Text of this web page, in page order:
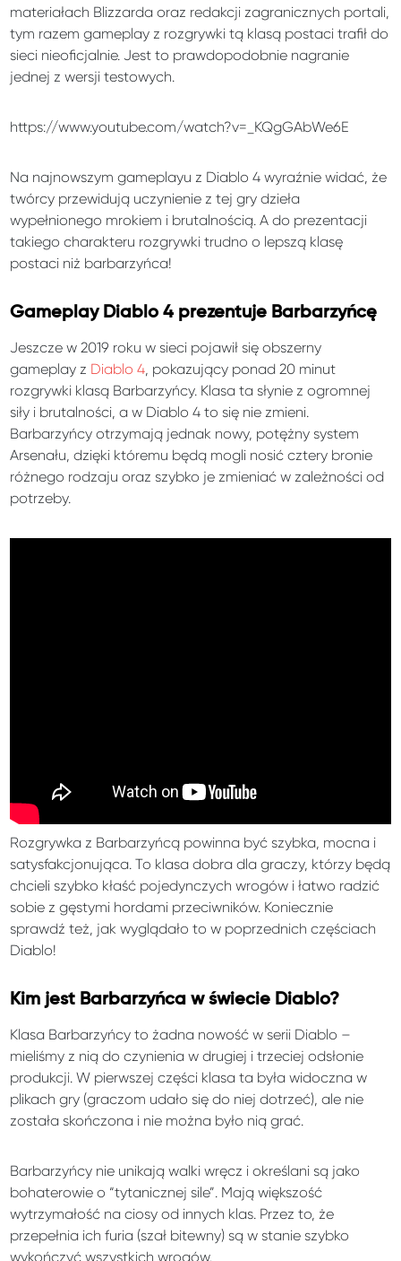
materiałach Blizzarda oraz redakcji zagranicznych portali,
tym razem gameplay z rozgrywki tą klasą postaci trafił do
sieci nieoficjalnie. Jest to prawdopodobnie nagranie
jednej z wersji testowych.
https://www.youtube.com/watch?v=_KQgGAbWe6E
Na najnowszym gameplayu z Diablo 4 wyraźnie widać, że
twórcy przewidują uczynienie z tej gry dzieła
wypełnionego mrokiem i brutalnością. A do prezentacji
takiego charakteru rozgrywki trudno o lepszą klasę
postaci niż barbarzyńca!
Gameplay Diablo 4 prezentuje Barbarzyńcę
Jeszcze w 2019 roku w sieci pojawił się obszerny
gameplay z Diablo 4 , pokazujący ponad 20 minut
rozgrywki klasą Barbarzyńcy. Klasa ta słynie z ogromnej
siły i brutalności, a w Diablo 4 to się nie zmieni.
Barbarzyńcy otrzymają jednak nowy, potężny system
Arsenału, dzięki któremu będą mogli nosić cztery bronie
różnego rodzaju oraz szybko je zmieniać w zależności od
potrzeby.
Rozgrywka z Barbarzyńcą powinna być szybka, mocna i
satysfakcjonująca. To klasa dobra dla graczy, którzy będą
chcieli szybko kłaść pojedynczych wrogów i łatwo radzić
sobie z gęstymi hordami przeciwników. Koniecznie
sprawdź też, jak wyglądało to w poprzednich częściach
Diablo!
Kim jest Barbarzyńca w świecie Diablo?
Klasa Barbarzyńcy to żadna nowość w serii Diablo –
mieliśmy z nią do czynienia w drugiej i trzeciej odsłonie
produkcji. W pierwszej części klasa ta była widoczna w
plikach gry (graczom udało się do niej dotrzeć), ale nie
została skończona i nie można było nią grać.
Barbarzyńcy nie unikają walki wręcz i określani są jako
bohaterowie o “tytanicznej sile”. Mają większość
wytrzymałość na ciosy od innych klas. Przez to, że
przepełnia ich furia (szał bitewny) są w stanie szybko
wykończyć wszystkich wrogów.